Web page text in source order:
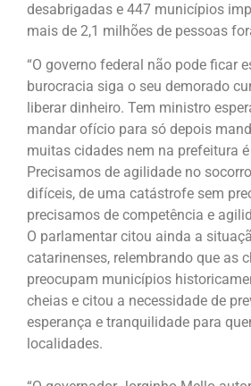
desabrigadas e 447 municípios
mais de 2,1 milhões de pessoas
“O governo federal não pode ficar
burocracia siga o seu demorado
liberar dinheiro. Tem ministro
mandar ofício para só depois
muitas cidades nem na prefeitura
Precisamos de agilidade no
difíceis, de uma catástrofe sem
precisamos de competência e
O parlamentar citou ainda a
catarinenses, relembrando que as
preocupam municípios
cheias e citou a necessidade de
esperança e tranquilidade para
localidades.